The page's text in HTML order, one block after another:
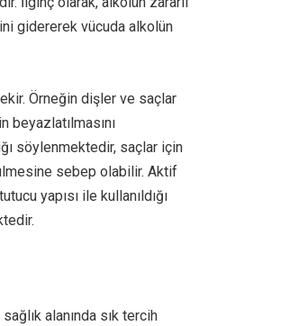
gidererek vücuda alkolün
Örneğin dişler ve saçlar
söylenmektedir, saçlar için
sebep olabilir. Aktif
yapısı ile kullanıldığı
alanında sık tercih